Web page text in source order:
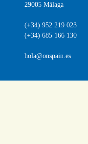
29005 Málaga
(+34) 952 219 023
(+34) 685 166 130
hola@onspain.es